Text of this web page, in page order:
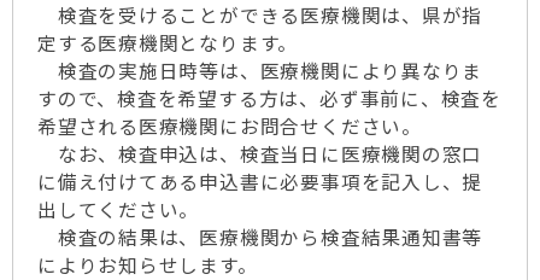
検査を受けることができる医療機関は、県が指
定する医療機関となります。
検査の実施日時等は、医療機関により異なりま
すので、検査を希望する方は、必ず事前に、検査を
希望される医療機関にお問合せください。
なお、検査申込は、検査当日に医療機関の窓口
に備え付けてある申込書に必要事項を記入し、提
出してください。
検査の結果は、医療機関から検査結果通知書等
によりお知らせします。